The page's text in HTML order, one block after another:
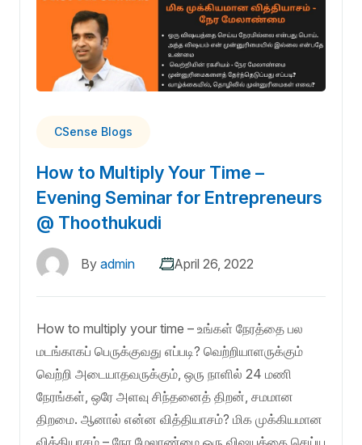
CSense Blogs
How to Multiply Your Time –
Evening Seminar for Entrepreneurs
@ Thoothukudi
By admin April 26, 2022
How to multiply your time – உங்கள் நேரத்தை பல
மடங்காகப் பெருக்குவது எப்படி? வெற்றியாளருக்கும்
வெற்றி அடையாதவருக்கும், ஒரு நாளில் 24 மணி
நேரங்கள், ஒரே அளவு சிந்தனைத் திறன், சமமான
திறமை. ஆனால் என்ன வித்தியாசம்? மிக முக்கியமான